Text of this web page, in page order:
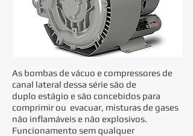
As bombas de vácuo e compressores de
canal lateral dessa série são de
duplo estágio e são concebidos para
comprimir ou evacuar, misturas de gases
não inflamáveis e não explosivos.
Funcionamento sem qualquer